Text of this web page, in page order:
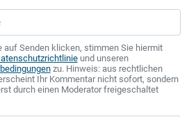
auf Senden klicken, stimmen Sie hiermit
und unseren
zu. Hinweis: aus rechtlichen
Ihr Kommentar nicht sofort, sondern
durch einen Moderator freigeschaltet